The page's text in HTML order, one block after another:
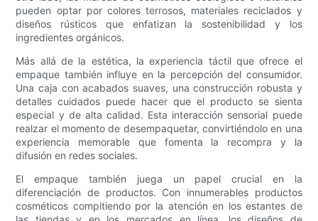
pueden optar por colores terrosos, materiales reciclados y
diseños rústicos que enfatizan la sostenibilidad y los
ingredientes orgánicos.
Más allá de la estética, la experiencia táctil que ofrece el
empaque también influye en la percepción del consumidor.
Una caja con acabados suaves, una construcción robusta y
detalles cuidados puede hacer que el producto se sienta
especial y de alta calidad. Esta interacción sensorial puede
realzar el momento de desempaquetar, convirtiéndolo en una
experiencia memorable que fomenta la recompra y la
difusión en redes sociales.
El empaque también juega un papel crucial en la
diferenciación de productos. Con innumerables productos
cosméticos compitiendo por la atención en los estantes de